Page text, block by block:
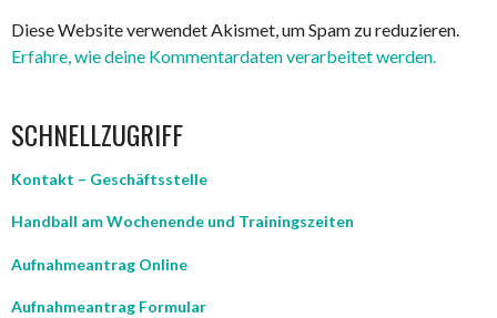
Diese Website verwendet Akismet, um Spam zu reduzieren.
Erfahre, wie deine Kommentardaten verarbeitet werden.
SCHNELLZUGRIFF
Kontakt – Geschäftsstelle
Handball am Wochenende und Trainingszeiten
Aufnahmeantrag Online
Aufnahmeantrag Formular